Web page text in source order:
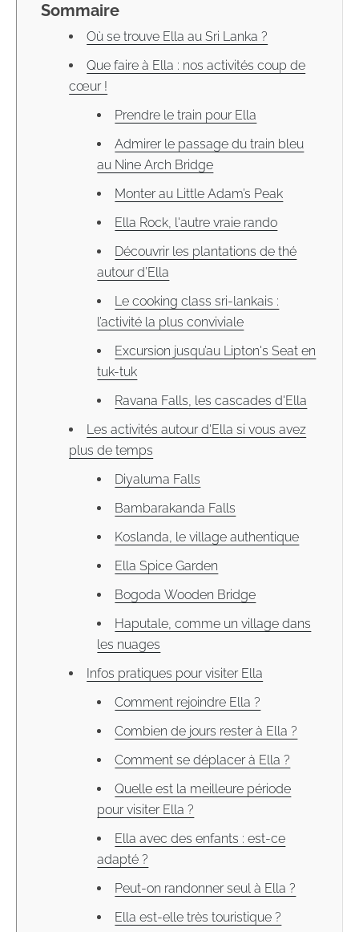
Sommaire
Où se trouve Ella au Sri Lanka ?
Que faire à Ella : nos activités coup de
cœur !
Prendre le train pour Ella
Admirer le passage du train bleu
au Nine Arch Bridge
Monter au Little Adam’s Peak
Ella Rock, l'autre vraie rando
Découvrir les plantations de thé
autour d’Ella
Le cooking class sri-lankais :
l’activité la plus conviviale
Excursion jusqu’au Lipton's Seat en
tuk-tuk
Ravana Falls, les cascades d'Ella
Les activités autour d'Ella si vous avez
plus de temps
Diyaluma Falls
Bambarakanda Falls
Koslanda, le village authentique
Ella Spice Garden
Bogoda Wooden Bridge
Haputale, comme un village dans
les nuages
Infos pratiques pour visiter Ella
Comment rejoindre Ella ?
Combien de jours rester à Ella ?
Comment se déplacer à Ella ?
Quelle est la meilleure période
pour visiter Ella ?
Ella avec des enfants : est-ce
adapté ?
Peut-on randonner seul à Ella ?
Ella est-elle très touristique ?